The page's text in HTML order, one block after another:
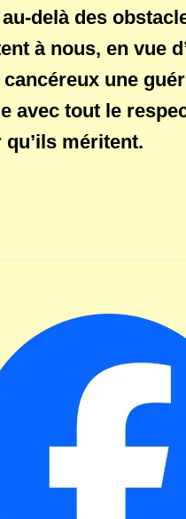
au-delà des
à nous, en vue
une
avec tout le
qu’ils méritent.